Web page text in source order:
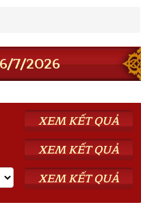
7/2026
XEM KẾT QUẢ
XEM KẾT QUẢ
XEM KẾT QUẢ